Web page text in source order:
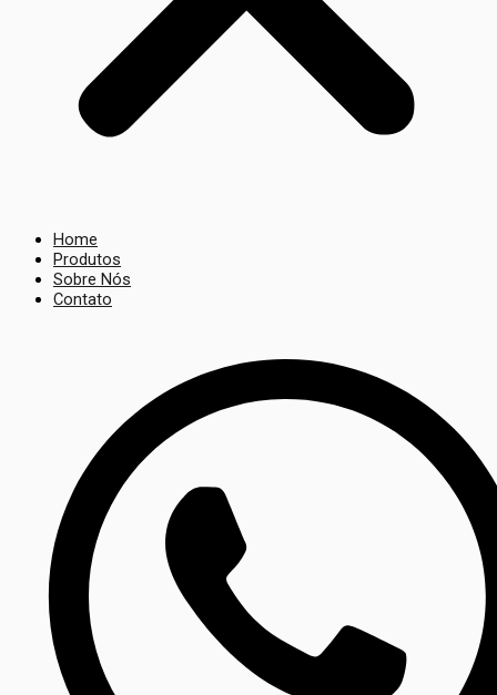
Home
Produtos
Sobre Nós
Contato